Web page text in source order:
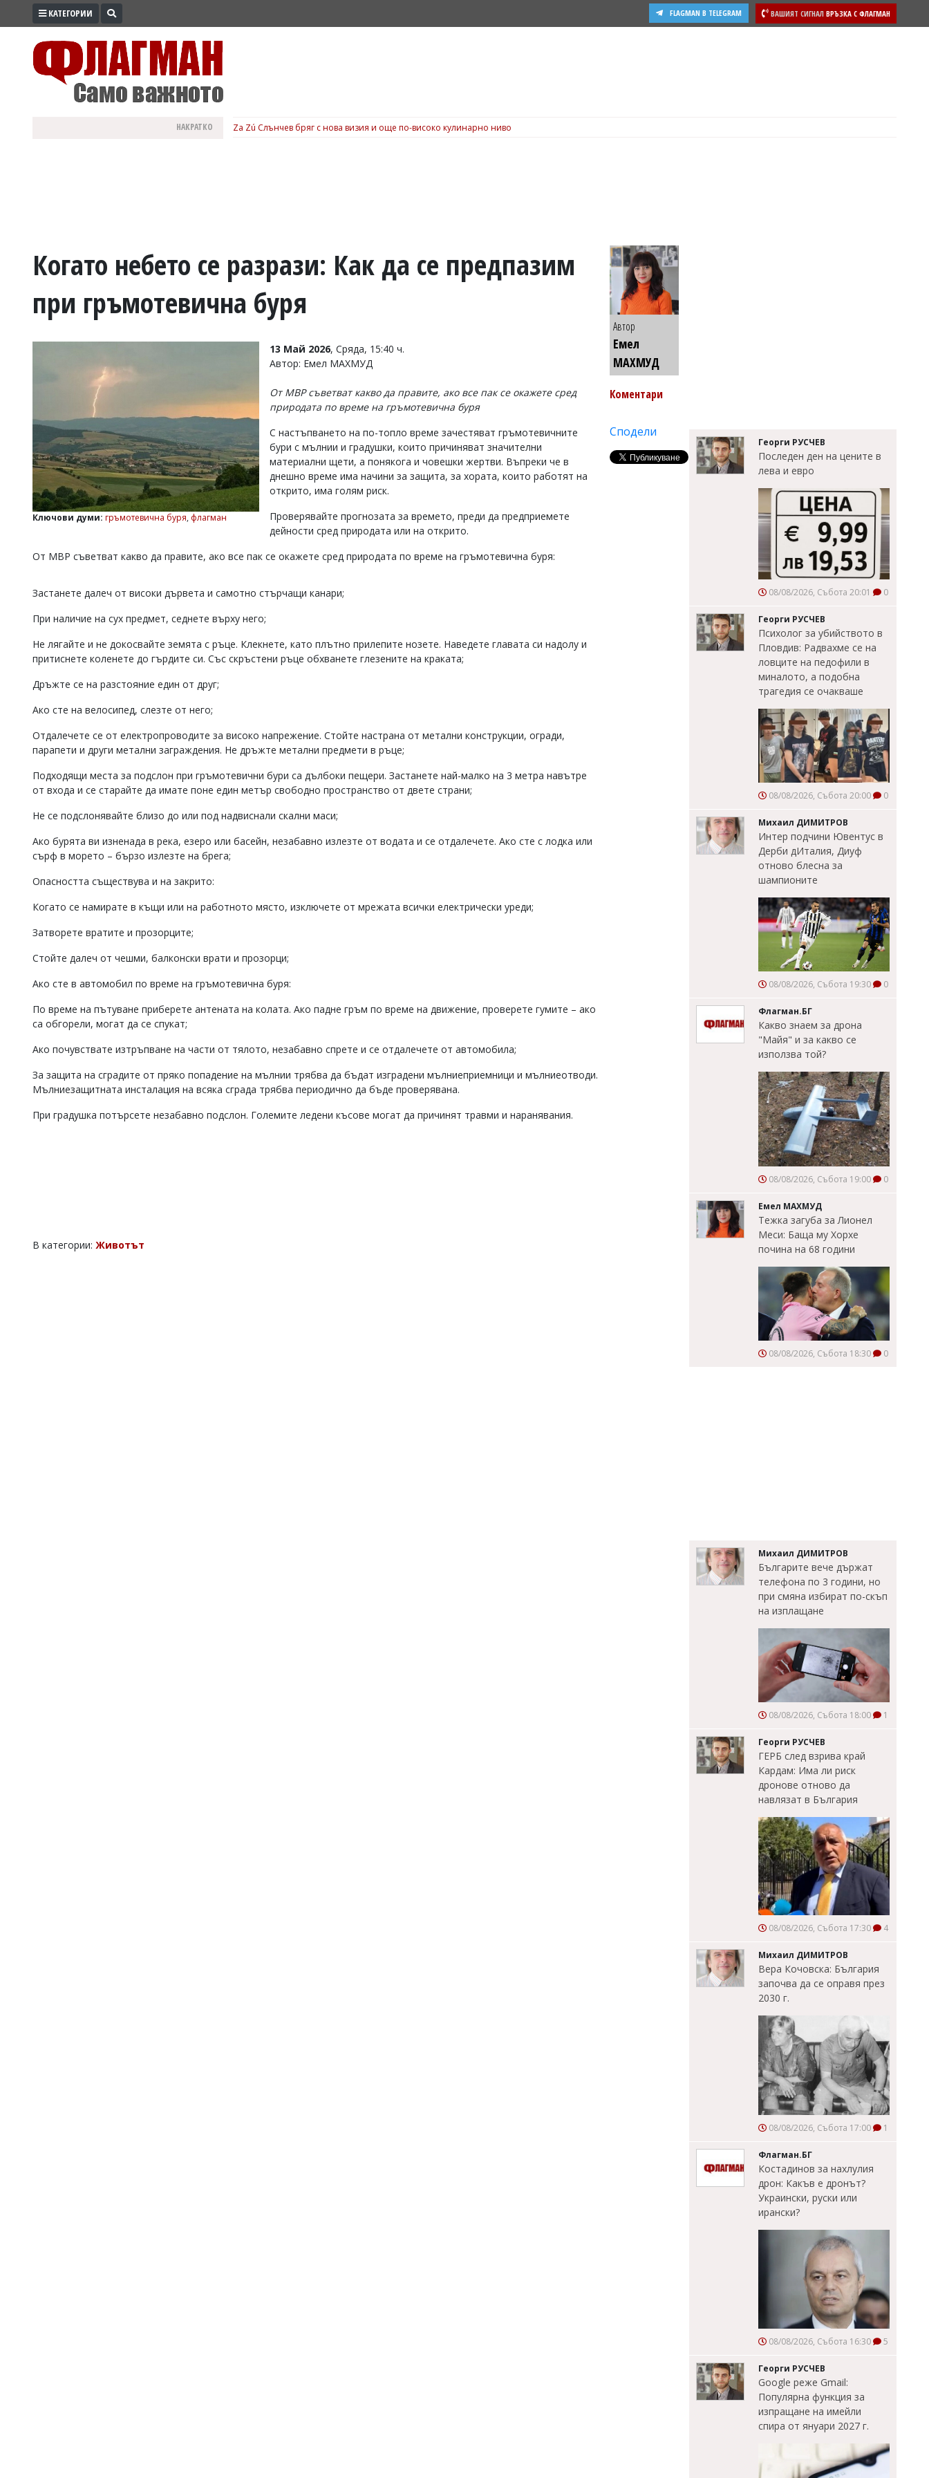
ПРОМО
ВОЙНАТА
УКРАЙНА
Управители:
Василев,
v.vasilev@flagman.bg
Касабова,
k.kassabova@flagman.bg
редактор:
статиите
въвеждат
читателите
редакцията
отговорност
откриете
КАТЕГОРИИ ВАШИЯТ СИГНАЛ ВРЪЗКА С ФЛАГМАН
FLAGMAN В TELEGRAM
НАКРАТКО Za Zú Слънчев бряг с нова визия и още по-високо кулинарно ниво
Когато небето се разрази: Как да се предпазим
при гръмотевична буря
Ключови думи: гръмотевична буря, флагман
13 Май 2026, Сряда, 15:40 ч.
Автор: Емел МАХМУД
От МВР съветват какво да правите, ако все пак се окажете сред
природата по време на гръмотевична буря
С настъпването на по-топло време зачестяват гръмотевичните
бури с мълнии и градушки, които причиняват значителни
материални щети, а понякога и човешки жертви. Въпреки че в
днешно време има начини за защита, за хората, които работят на
открито, има голям риск.
Проверявайте прогнозата за времето, преди да предприемете
дейности сред природата или на открито.
От МВР съветват какво да правите, ако все пак се окажете сред природата по време на гръмотевична буря:
Застанете далеч от високи дървета и самотно стърчащи канари;
При наличие на сух предмет, седнете върху него;
Не лягайте и не докосвайте земята с ръце. Клекнете, като плътно прилепите нозете. Наведете главата си надолу и
притиснете коленете до гърдите си. Със скръстени ръце обхванете глезените на краката;
Дръжте се на разстояние един от друг;
Ако сте на велосипед, слезте от него;
Отдалечете се от електропроводите за високо напрежение. Стойте настрана от метални конструкции, огради,
парапети и други метални заграждения. Не дръжте метални предмети в ръце;
Подходящи места за подслон при гръмотевични бури са дълбоки пещери. Застанете най-малко на 3 метра навътре
от входа и се старайте да имате поне един метър свободно пространство от двете страни;
Не се подслонявайте близо до или под надвиснали скални маси;
Ако бурята ви изненада в река, езеро или басейн, незабавно излезте от водата и се отдалечете. Ако сте с лодка или
сърф в морето – бързо излезте на брега;
Опасността съществува и на закрито:
Когато се намирате в къщи или на работното място, изключете от мрежата всички електрически уреди;
Затворете вратите и прозорците;
Стойте далеч от чешми, балконски врати и прозорци;
Ако сте в автомобил по време на гръмотевична буря:
По време на пътуване приберете антената на колата. Ако падне гръм по време на движение, проверете гумите – ако
са обгорели, могат да се спукат;
Ако почувствате изтръпване на части от тялото, незабавно спрете и се отдалечете от автомобила;
За защита на сградите от пряко попадение на мълнии трябва да бъдат изградени мълниеприемници и мълниеотводи.
Мълниезащитната инсталация на всяка сграда трябва периодично да бъде проверявана.
При градушка потърсете незабавно подслон. Големите ледени късове могат да причинят травми и наранявания.
В категории: Животът
Автор
Емел
МАХМУД
Коментари
Сподели
Георги РУСЧЕВ
Последен ден на цените в
лева и евро
08/08/2026, Събота 20:01 0
Георги РУСЧЕВ
Психолог за убийството в
Пловдив: Радвахме се на
ловците на педофили в
миналото, а подобна
трагедия се очакваше
08/08/2026, Събота 20:00 0
Михаил ДИМИТРОВ
Интер подчини Ювентус в
Дерби дИталия, Диуф
отново блесна за
шампионите
08/08/2026, Събота 19:30 0
Флагман.БГ
Какво знаем за дрона
"Майя" и за какво се
използва той?
08/08/2026, Събота 19:00 0
Емел МАХМУД
Тежка загуба за Лионел
Меси: Баща му Хорхе
почина на 68 години
08/08/2026, Събота 18:30 0
Михаил ДИМИТРОВ
Българите вече държат
телефона по 3 години, но
при смяна избират по-скъп
на изплащане
08/08/2026, Събота 18:00 1
Георги РУСЧЕВ
ГЕРБ след взрива край
Кардам: Има ли риск
дронове отново да
навлязат в България
08/08/2026, Събота 17:30 4
Михаил ДИМИТРОВ
Вера Кочовска: България
започва да се оправя през
2030 г.
08/08/2026, Събота 17:00 1
Флагман.БГ
Костадинов за нахлулия
дрон: Какъв е дронът?
Украински, руски или
ирански?
08/08/2026, Събота 16:30 5
Георги РУСЧЕВ
Google реже Gmail:
Популярна функция за
изпращане на имейли
спира от януари 2027 г.